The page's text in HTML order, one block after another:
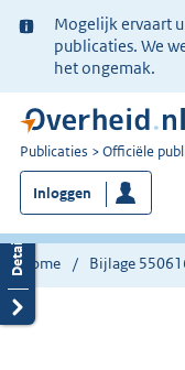
Ter
informatie:
Mogelijk ervaart
publicaties. We
het ongemak.
U
bent
nu
hier:
Publicaties Officiële
Inloggen
Home Bijlage